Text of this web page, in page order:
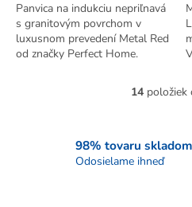
Panvica na indukciu nepriľnavá
s granitovým povrchom v
luxusnom prevedení Metal Red
od značky Perfect Home.
všetky typy sporákov vrátane
indukčných. Ľahko sa čistí,
O
á
14položiek
98% tovaru skladom
Odosielame ihneď